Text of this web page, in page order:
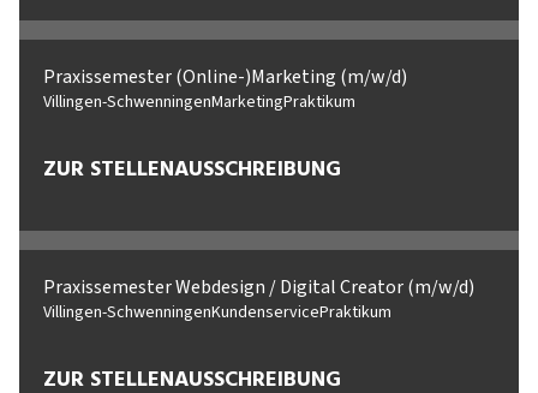
Praxissemester (Online-)Marketing (m/w/d)
Villingen-SchwenningenMarketingPraktikum
ZUR STELLENAUSSCHREIBUNG
Praxissemester Webdesign / Digital Creator (m/w/d)
Villingen-SchwenningenKundenservicePraktikum
ZUR STELLENAUSSCHREIBUNG